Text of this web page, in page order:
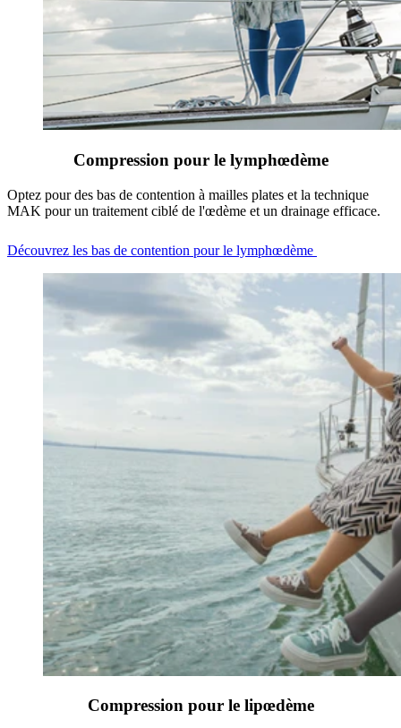
Compression pour le lymphœdème
Optez pour des bas de contention à mailles plates et la technique
MAK pour un traitement ciblé de l'œdème et un drainage efficace.
Découvrez les bas de contention pour le lymphœdème
Compression pour le lipœdème